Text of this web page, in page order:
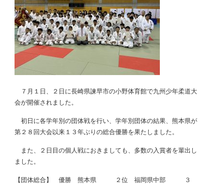
７月１日、２日に長崎県諫早市の小野体育館で九州少年柔道大
会が開催されました。
初日に各学年別の団体戦を行い、学年別団体の結果、熊本県が
第２８回大会以来１３年ぶりの総合優勝を果たしました。
また、２日目の個人戦におきましても、多数の入賞者を輩出し
ました。
【団体総合】 優勝 熊本県 ２位 福岡県中部 ３